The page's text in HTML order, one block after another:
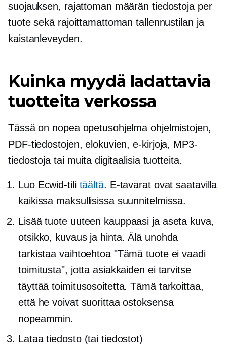
suojauksen, rajattoman määrän tiedostoja per
tuote sekä rajoittamattoman tallennustilan ja
kaistanleveyden.
Kuinka myydä ladattavia
tuotteita verkossa
Tässä on nopea opetusohjelma ohjelmistojen,
PDF-tiedostojen, elokuvien,e-kirjoja, MP3-
tiedostoja tai muita digitaalisia tuotteita.
Luo Ecwid-tili täältä. E-tavaratovat saatavilla
kaikissa maksullisissa suunnitelmissa.
Lisää tuote uuteen kauppaasi ja aseta kuva,
otsikko, kuvaus ja hinta. Älä unohda
tarkistaa vaihtoehtoa "Tämä tuote ei vaadi
toimitusta", jotta asiakkaiden ei tarvitse
täyttää toimitusosoitetta. Tämä tarkoittaa,
että he voivat suorittaa ostoksensa
nopeammin.
Lataa tiedosto (tai tiedostot)